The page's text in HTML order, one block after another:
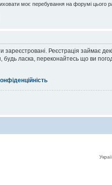
моє перебування на форумі цього
Реєстрація займає
будь ласка, переконайтесь що ви